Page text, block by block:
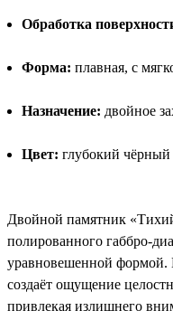
Обработка
Форма: плавная, с
Назначение: двойное
Цвет: глубокий чёрный
Двойной памятник
полированного габбро-
уравновешенной формой.
создаёт ощущение
привлекая излишнего